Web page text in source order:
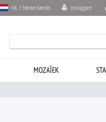
Inloggen
NL | Nederlands
MOZAÏEK